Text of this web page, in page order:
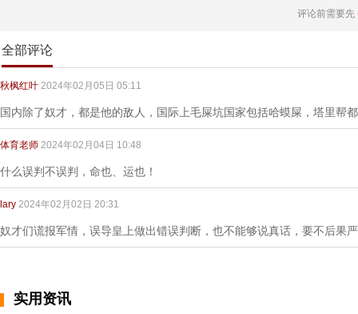
评论前需要先
全部评论
秋枫红叶 2024年02月05日 05:11
国内除了奴才，都是他的敌人，国际上毛屎坑国家包括哈蟆屎，塔里帮
体育老师 2024年02月04日 10:48
什么误判不误判，命也、运也！
lary 2024年02月02日 20:31
奴才们谎报军情，误导皇上做出错误判断，也不能够说真话，要不后果
实用资讯